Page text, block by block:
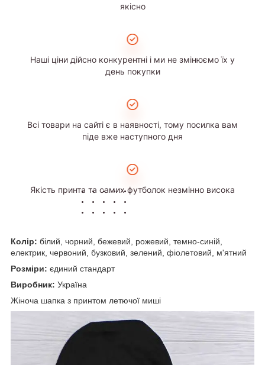
якісно
Наші ціни дійсно конкурентні і ми не змінюємо їх у
день покупки
Всі товари на сайті є в наявності, тому посилка вам
піде вже наступного дня
Якість принта та самих футболок незмінно висока
Колір: білий, чорний, бежевий, рожевий, темно-синій,
електрик, червоний, бузковий, зелений, фіолетовий, м'ятний
Розміри: єдиний стандарт
Виробник: Україна
Жіноча шапка з принтом летючої миші